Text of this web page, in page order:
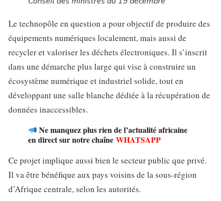
Le technopôle en question a pour objectif de produire des
équipements numériques localement, mais aussi de
recycler et valoriser les déchets électroniques. Il s’inscrit
dans une démarche plus large qui vise à construire un
écosystème numérique et industriel solide, tout en
développant une salle blanche dédiée à la récupération de
données inaccessibles.
Ne manquez plus rien de l’actualité africaine
en direct sur notre chaîne WHATSAPP
Ce projet implique aussi bien le secteur public que privé.
Il va être bénéfique aux pays voisins de la sous-région
d’Afrique centrale, selon les autorités.